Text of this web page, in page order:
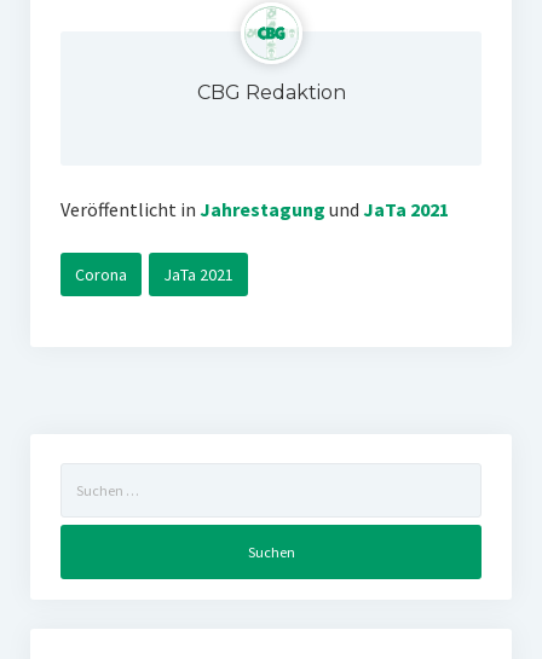
CBG Redaktion
Veröffentlicht in Jahrestagung und JaTa 2021
Corona JaTa 2021
nach: